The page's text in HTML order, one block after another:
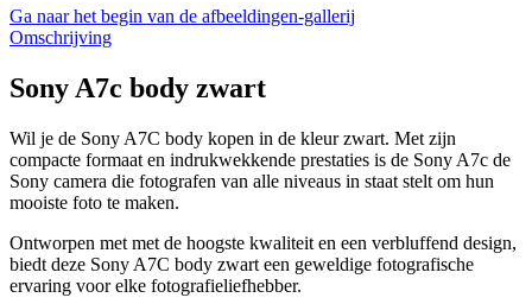
Ga naar het begin van de afbeeldingen-gallerij
Omschrijving
Sony A7c body zwart
Wil je de Sony A7C body kopen in de kleur zwart. Met zijn
compacte formaat en indrukwekkende prestaties is de Sony A7c de
Sony camera die fotografen van alle niveaus in staat stelt om hun
mooiste foto te maken.
Ontworpen met met de hoogste kwaliteit en een verbluffend design,
biedt deze Sony A7C body zwart een geweldige fotografische
ervaring voor elke fotografieliefhebber.